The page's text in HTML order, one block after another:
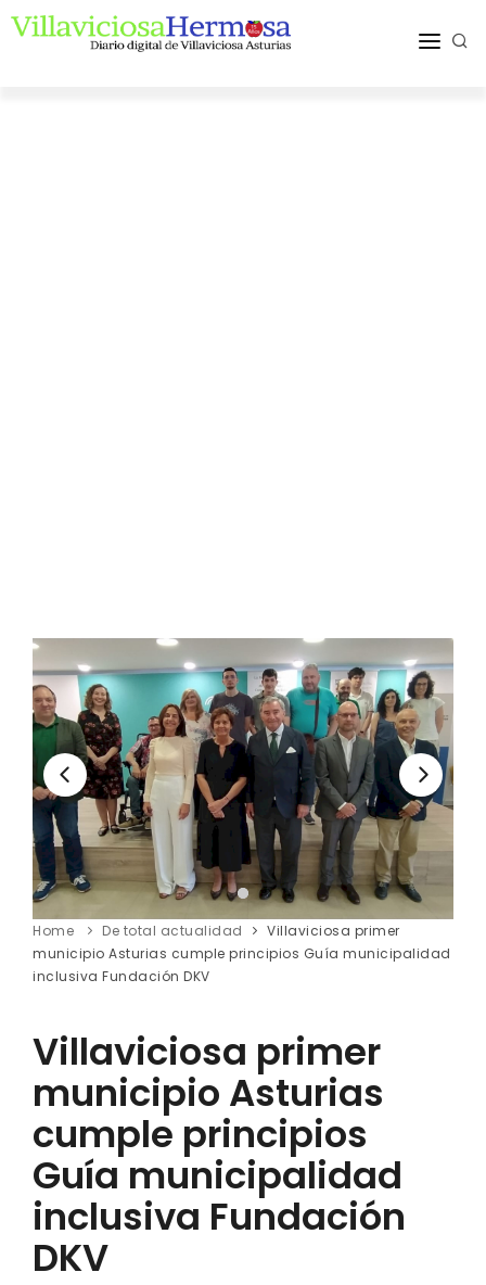
Home De total actualidad
Villaviciosa primer
municipio Asturias cumple principios Guía municipalidad
inclusiva Fundación DKV
Villaviciosa primer
municipio Asturias
cumple principios
Guía municipalidad
inclusiva Fundación
DKV